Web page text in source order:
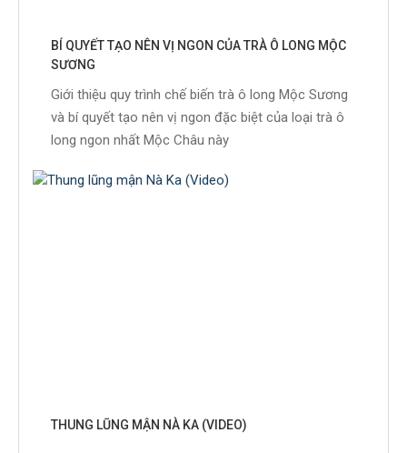
BÍ QUYẾT TẠO NÊN VỊ NGON CỦA TRÀ Ô LONG MỘC
SƯƠNG
Giới thiệu quy trình chế biến trà ô long Mộc Sương
và bí quyết tạo nên vị ngon đặc biệt của loại trà ô
long ngon nhất Mộc Châu này
THUNG LŨNG MẬN NÀ KA (VIDEO)